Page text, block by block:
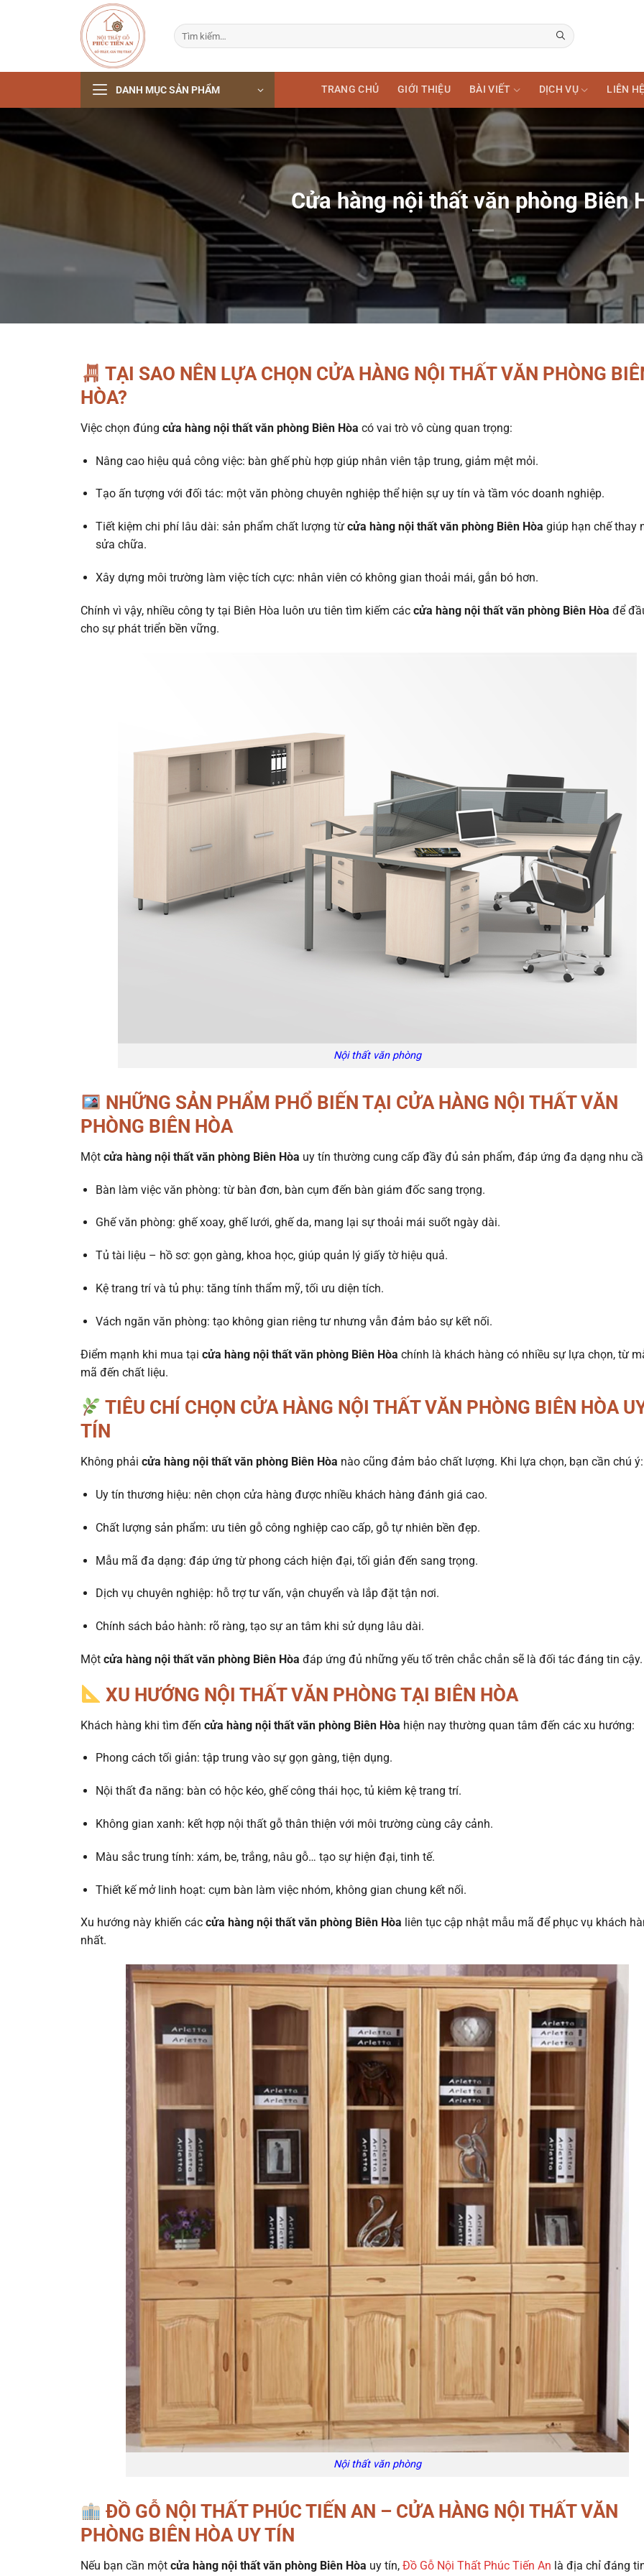
Tìm
kiếm:
DANH MỤC SẢN PHẨM TRANG CHỦ GIỚI THIỆU BÀI VIẾT DỊCH VỤ LIÊN HỆ
Cửa hàng nội thất văn phòng Biên
TẠI SAO NÊN LỰA CHỌN CỬA HÀNG NỘI THẤT VĂN PHÒNG
HÒA?
Việc chọn đúng cửa hàng nội thất văn phòng Biên Hòa có vai trò vô cùng quan trọng:
Nâng cao hiệu quả công việc: bàn ghế phù hợp giúp nhân viên tập trung, giảm mệt mỏi.
Tạo ấn tượng với đối tác: một văn phòng chuyên nghiệp thể hiện sự uy tín và tầm vóc doanh nghiệp.
Tiết kiệm chi phí lâu dài: sản phẩm chất lượng từcửa hàng nội thất văn phòng Biên Hòa giúp hạn chế thay
sửa chữa.
Xây dựng môi trường làm việc tích cực: nhân viên có không gian thoải mái, gắn bó hơn.
Chính vì vậy, nhiều công ty tại Biên Hòa luôn ưu tiên tìm kiếm các cửa hàng nội thất văn phòng Biên Hòa để
cho sự phát triển bền vững.
Nội thất văn phòng
NHỮNG SẢN PHẨM PHỔ BIẾN TẠI CỬA HÀNG NỘI THẤT VĂN
PHÒNG BIÊN HÒA
Một cửa hàng nội thất văn phòng Biên Hòa uy tín thường cung cấp đầy đủ sản phẩm, đáp ứng đa dạng nhu
Bàn làm việc văn phòng: từ bàn đơn, bàn cụm đến bàn giám đốc sang trọng.
Ghế văn phòng: ghế xoay, ghế lưới, ghế da, mang lại sự thoải mái suốt ngày dài.
Tủ tài liệu – hồ sơ: gọn gàng, khoa học, giúp quản lý giấy tờ hiệu quả.
Kệ trang trí và tủ phụ: tăng tính thẩm mỹ, tối ưu diện tích.
Vách ngăn văn phòng: tạo không gian riêng tư nhưng vẫn đảm bảo sự kết nối.
Điểm mạnh khi mua tại cửa hàng nội thất văn phòng Biên Hòa chính là khách hàng có nhiều sự lựa chọn, từ
mã đến chất liệu.
TIÊU CHÍ CHỌN CỬA HÀNG NỘI THẤT VĂN PHÒNG BIÊN HÒA
TÍN
Không phải cửa hàng nội thất văn phòng Biên Hòa nào cũng đảm bảo chất lượng. Khi lựa chọn, bạn cần chú ý:
Uy tín thương hiệu: nên chọn cửa hàng được nhiều khách hàng đánh giá cao.
Chất lượng sản phẩm: ưu tiên gỗ công nghiệp cao cấp, gỗ tự nhiên bền đẹp.
Mẫu mã đa dạng: đáp ứng từ phong cách hiện đại, tối giản đến sang trọng.
Dịch vụ chuyên nghiệp: hỗ trợ tư vấn, vận chuyển và lắp đặt tận nơi.
Chính sách bảo hành: rõ ràng, tạo sự an tâm khi sử dụng lâu dài.
Một cửa hàng nội thất văn phòng Biên Hòa đáp ứng đủ những yếu tố trên chắc chắn sẽ là đối tác đáng tin cậy.
XU HƯỚNG NỘI THẤT VĂN PHÒNG TẠI BIÊN HÒA
Khách hàng khi tìm đến cửa hàng nội thất văn phòng Biên Hòa hiện nay thường quan tâm đến các xu hướng:
Phong cách tối giản: tập trung vào sự gọn gàng, tiện dụng.
Nội thất đa năng: bàn có hộc kéo, ghế công thái học, tủ kiêm kệ trang trí.
Không gian xanh: kết hợp nội thất gỗ thân thiện với môi trường cùng cây cảnh.
Màu sắc trung tính: xám, be, trắng, nâu gỗ… tạo sự hiện đại, tinh tế.
Thiết kế mở linh hoạt: cụm bàn làm việc nhóm, không gian chung kết nối.
Xu hướng này khiến các cửa hàng nội thất văn phòng Biên Hòa liên tục cập nhật mẫu mã để phục vụ khách
nhất.
Nội thất văn phòng
ĐỒ GỖ NỘI THẤT PHÚC TIẾN AN – CỬA HÀNG NỘI THẤT VĂN
PHÒNG BIÊN HÒA UY TÍN
Nếu bạn cần một cửa hàng nội thất văn phòng Biên Hòa uy tín, Đồ Gỗ Nội Thất Phúc Tiến An là địa chỉ đáng